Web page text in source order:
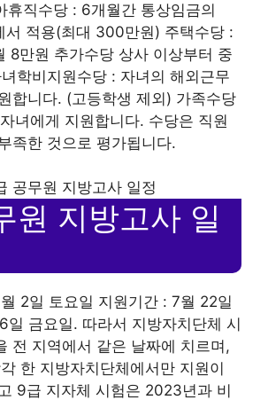
휴직수당 : 6개월간 통상임금의
서 적용(최대 300만원) 주택수당 :
8만원 추가수당 상사 이상부터 중
학비지원수당 : 자녀의 해외근무
합니다. (고등학생 제외) 가족수당
녀에게 지원합니다. 수당은 직원
족한 것으로 평가됩니다.
공무원 지방고사 일정
원 지방고사 일
2일 토요일 지원기간 : 7월 22일
일 금요일. 따라서 지방자치단체 시
전 지역에서 같은 날짜에 치르며,
한 지방자치단체에서만 지원이
9급 지자체 시험은 2023년과 비